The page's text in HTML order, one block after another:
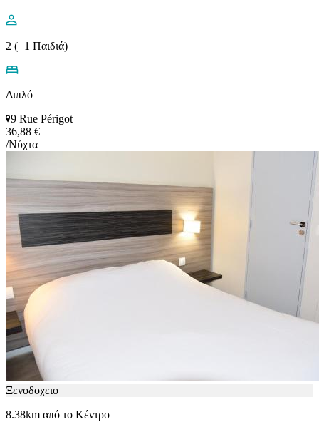
2 (+1 Παιδιά)
Διπλό
9 Rue Périgot
36,88 €
/Νύχτα
Ξενοδοχειο
8.38km από το Κέντρο